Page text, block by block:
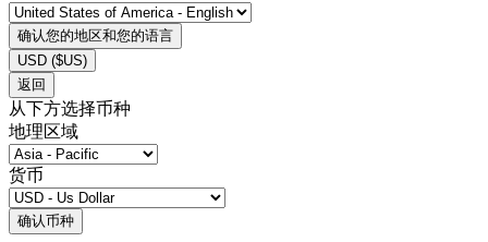
确认您的地区和您的语言
USD ($US)
返回
从下方选择币种
地理区域
货币
确认币种